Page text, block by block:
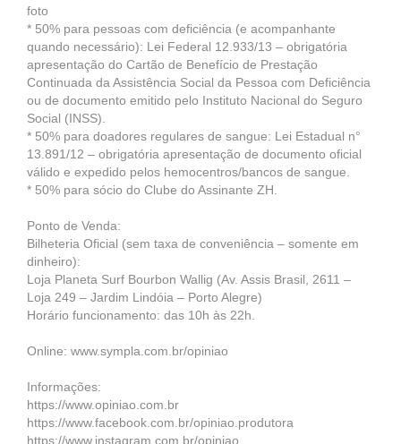
foto
* 50% para pessoas com deficiência (e acompanhante
quando necessário): Lei Federal 12.933/13 – obrigatória
apresentação do Cartão de Benefício de Prestação
Continuada da Assistência Social da Pessoa com Deficiência
ou de documento emitido pelo Instituto Nacional do Seguro
Social (INSS).
* 50% para doadores regulares de sangue: Lei Estadual n°
13.891/12 – obrigatória apresentação de documento oficial
válido e expedido pelos hemocentros/bancos de sangue.
* 50% para sócio do Clube do Assinante ZH.
Ponto de Venda:
Bilheteria Oficial (sem taxa de conveniência – somente em
dinheiro):
Loja Planeta Surf Bourbon Wallig (Av. Assis Brasil, 2611 –
Loja 249 – Jardim Lindóia – Porto Alegre)
Horário funcionamento: das 10h às 22h.
Online: www.sympla.com.br/opiniao
Informações:
https://www.opiniao.com.br
https://www.facebook.com.br/opiniao.produtora
https://www.instagram.com.br/opiniao